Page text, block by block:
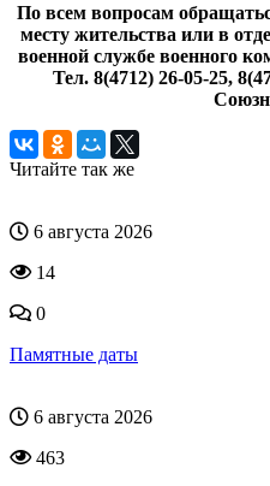
По всем вопросам
месту жительства или в
военной службе военного
Тел. 8(4712) 26-05-25,
Читайте так же
6 августа 2026
14
0
Памятные даты
6 августа 2026
463